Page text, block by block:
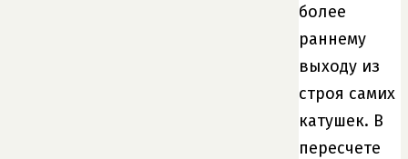
более
раннему
выходу из
строя самих
катушек. В
пересчете